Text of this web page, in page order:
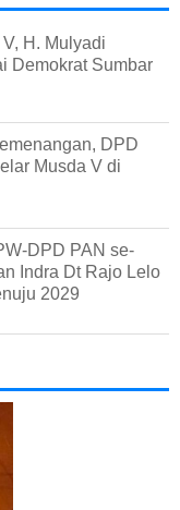
H. Mulyadi
Demokrat Sumbar
DPD
Musda V di
DPD PAN se-
Indra Dt Rajo Lelo
2029